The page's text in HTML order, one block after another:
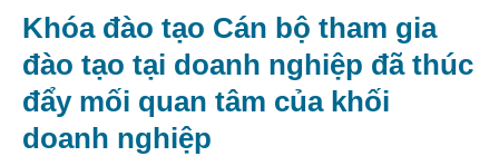
Khóa đào tạo Cán bộ tham gia
đào tạo tại doanh nghiệp đã thúc
đẩy mối quan tâm của khối
doanh nghiệp